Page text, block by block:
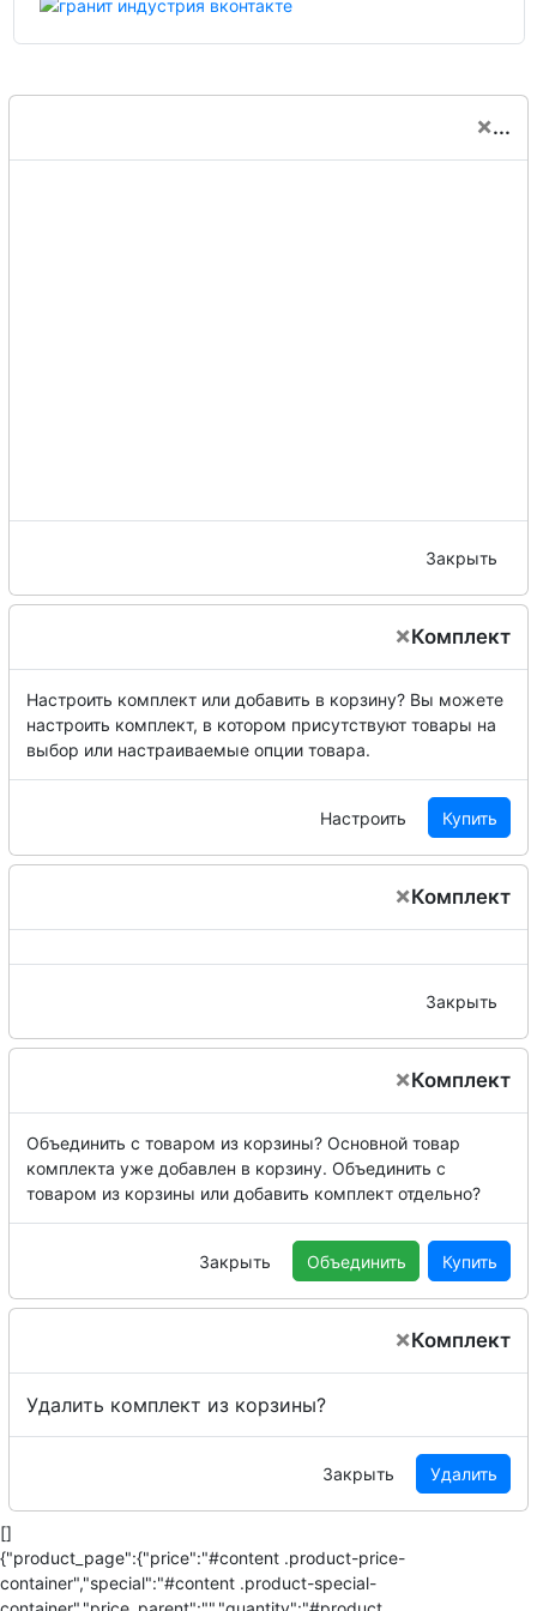
×...
Закрыть
×Комплект
Настроить комплект или добавить в корзину? Вы можете
настроить комплект, в котором присутствуют товары на
выбор или настраиваемые опции товара.
Настроить Купить
×Комплект
Закрыть
×Комплект
Объединить с товаром из корзины? Основной товар
комплекта уже добавлен в корзину. Объединить с
товаром из корзины или добавить комплект отдельно?
Закрыть Объединить Купить
×Комплект
Удалить комплект из корзины?
Закрыть Удалить
[]
{"product_page":{"price":"#content .product-price-
container","special":"#content .product-special-